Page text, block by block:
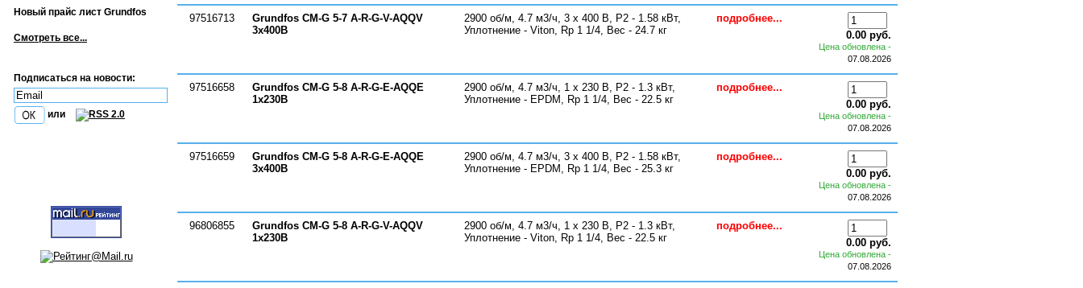
Новый прайс лист Grundfos
Смотреть все...
Подписаться на новости:
или
97516713
Grundfos CM-G 5-7 A-R-G-V-AQQV
3х400В
2900 об/м, 4.7 м3/ч, 3 х 400 В, P2 - 1.58 кВт,
Уплотнение - Viton, Rp 1 1/4, Вес - 24.7 кг
подробнее...
0.00 руб.
Цена обновлена -
07.08.2026
97516658
Grundfos CM-G 5-8 A-R-G-E-AQQE
1х230В
2900 об/м, 4.7 м3/ч, 1 х 230 В, P2 - 1.3 кВт,
Уплотнение - EPDM, Rp 1 1/4, Вес - 22.5 кг
подробнее...
0.00 руб.
Цена обновлена -
07.08.2026
97516659
Grundfos CM-G 5-8 A-R-G-E-AQQE
3х400В
2900 об/м, 4.7 м3/ч, 3 х 400 В, P2 - 1.58 кВт,
Уплотнение - EPDM, Rp 1 1/4, Вес - 25.3 кг
подробнее...
0.00 руб.
Цена обновлена -
07.08.2026
96806855
Grundfos CM-G 5-8 A-R-G-V-AQQV
1х230В
2900 об/м, 4.7 м3/ч, 1 х 230 В, P2 - 1.3 кВт,
Уплотнение - Viton, Rp 1 1/4, Вес - 22.5 кг
подробнее...
0.00 руб.
Цена обновлена -
07.08.2026